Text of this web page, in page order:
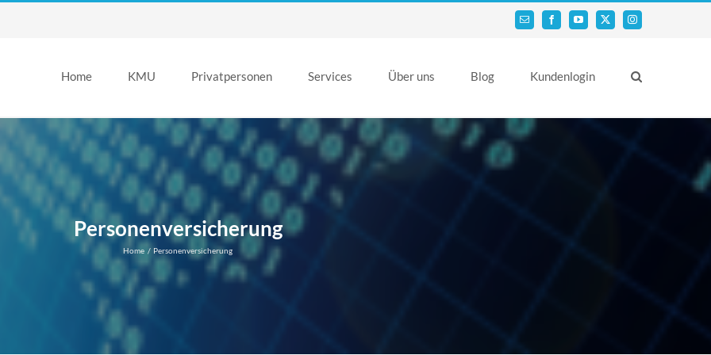
Email FacebookYouTube
X Instagram
Home KMU Privatpersonen Services Über uns Blog Kundenlogin
Personenversicherung
Home Personenversicherung